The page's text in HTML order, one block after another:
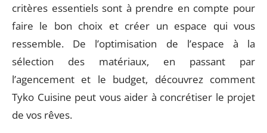
critères essentiels sont à prendre en compte pour
faire le bon choix et créer un espace qui vous
ressemble. De l’optimisation de l’espace à la
sélection des matériaux, en passant par
l’agencement et le budget, découvrez comment
Tyko Cuisine peut vous aider à concrétiser le projet
de vos rêves.